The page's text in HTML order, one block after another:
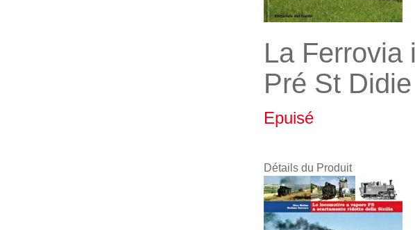
La Ferrovia
Pré St Didie
Epuisé
Détails du Produit